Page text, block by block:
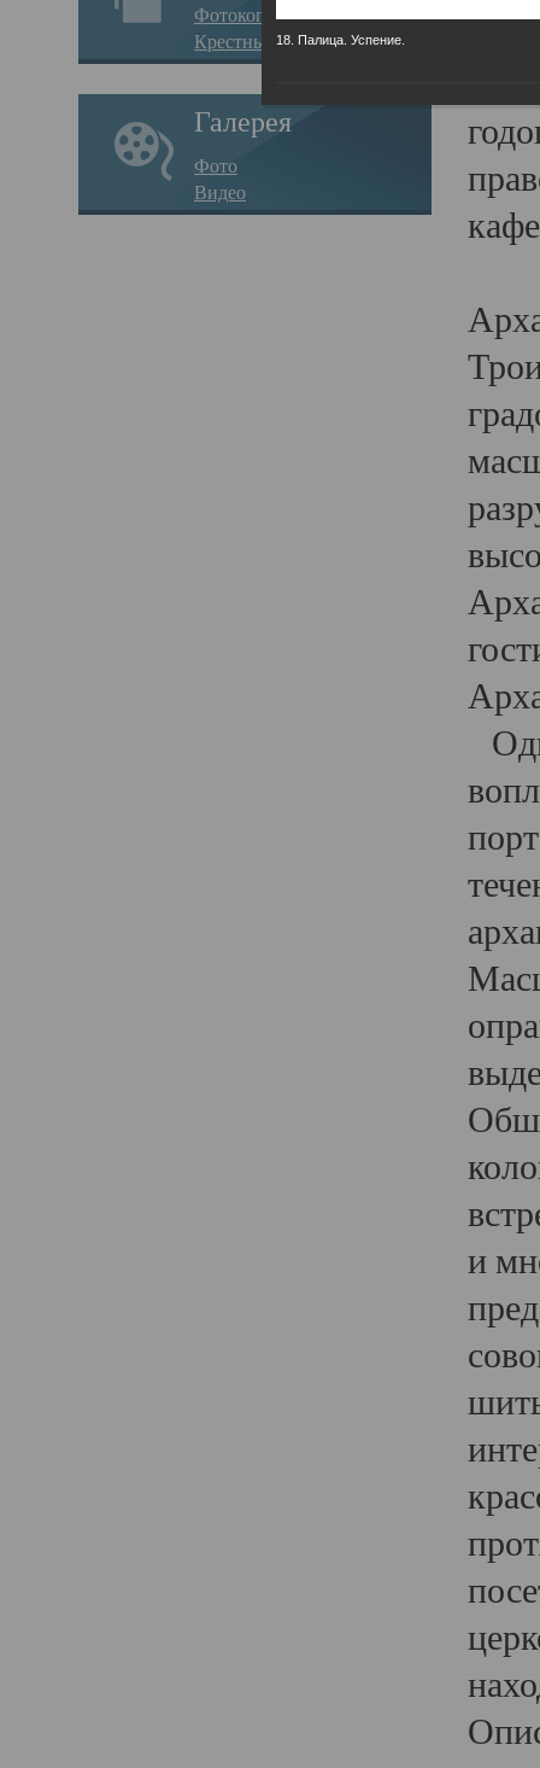
Фотокопии дел
Крестные ходы
Галерея
Фото
Видео
и
18. Палица. Успение.